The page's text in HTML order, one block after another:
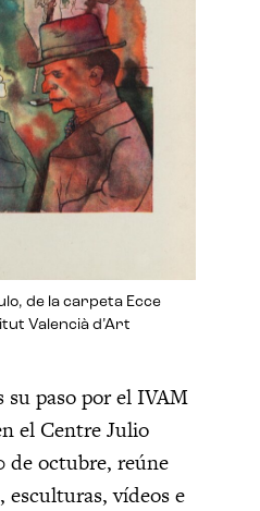
de la carpeta Ecce
Valencià d’Art
paso por el IVAM
el Centre Julio
de octubre, reúne
vídeos e